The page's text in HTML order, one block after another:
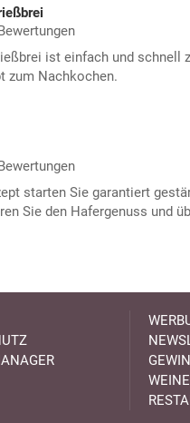
ist einfach und schnell
zum Nachkochen.
starten Sie garantiert
Sie den Hafergenuss und
WEINE